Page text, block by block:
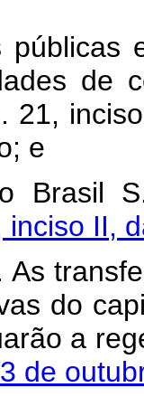
de
21,
e
Brasil
inciso II,
As
do
a
de